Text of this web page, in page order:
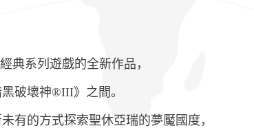
典系列遊戲的全新作品，
破壞神®III》之間。
有的方式探索聖休亞瑞的夢魘國度，